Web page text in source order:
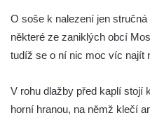
Socha Přátelství v ZOO
Socha Kudlanka v ZOO
Socha Vlčice s mládětem
O soše k nalezení jen stručná
některé ze zaniklých obcí
tudíž se o ní nic moc víc najít
V rohu dlažby před kaplí stojí
horní hranou, na němž klečí